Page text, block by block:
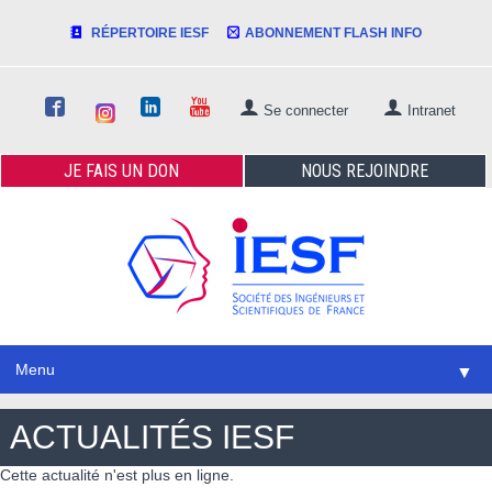
RÉPERTOIRE IESF ABONNEMENT FLASH INFO
Se connecter Intranet
JE FAISUN DON NOUS REJOINDRE
Menu ▼
ACTUALITÉS IESF
Cette actualité n'est plus en ligne.